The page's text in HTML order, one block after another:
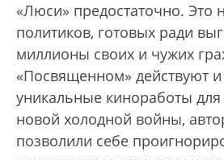
«Люси» предостаточно.
политиков, готовых ради
миллионы своих и чужих
«Посвященном» действуют
уникальные киноработы
новой холодной войны,
позволили себе